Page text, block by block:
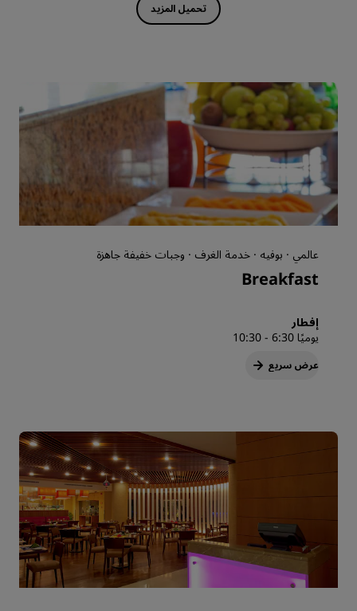
تحميل المزيد
عالمي · بوفيه · خدمة الغرف · وجبات خفيفة جاهزة
Breakfast
إفطار
يوميًا 6:30 - 10:30
عرض سريع